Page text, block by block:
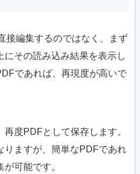
接編集するのではなく、まず
その読み込み結果を表示し
であれば、再現度が高いで
度PDFとして保存します。
りますが、簡単なPDFであれ
可能です。